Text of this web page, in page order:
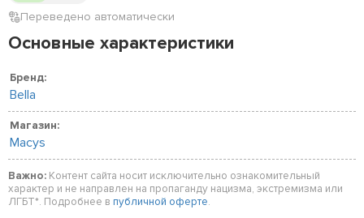
Переведено автоматически
Основные характеристики
Бренд:
Bella
Магазин:
Macys
Важно: Контент сайта носит исключительно ознакомительный
характер и не направлен на пропаганду нацизма, экстремизма или
ЛГБТ*. Подробнее в публичной оферте.